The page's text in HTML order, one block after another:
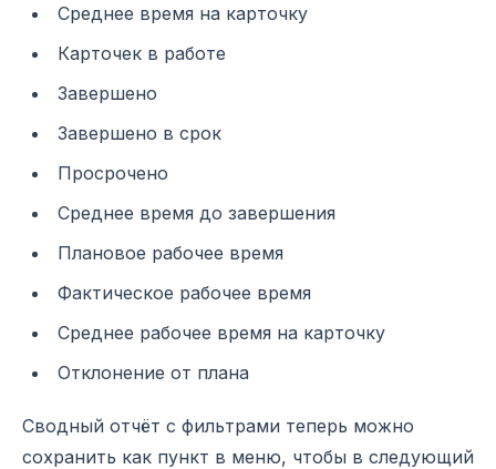
Среднее время на карточку
Карточек в работе
Завершено
Завершено в срок
Просрочено
Среднее время до завершения
Плановое рабочее время
Фактическое рабочее время
Среднее рабочее время на карточку
Отклонение от плана
Сводный отчёт с фильтрами теперь можно
сохранить как пункт в меню, чтобы в следующий